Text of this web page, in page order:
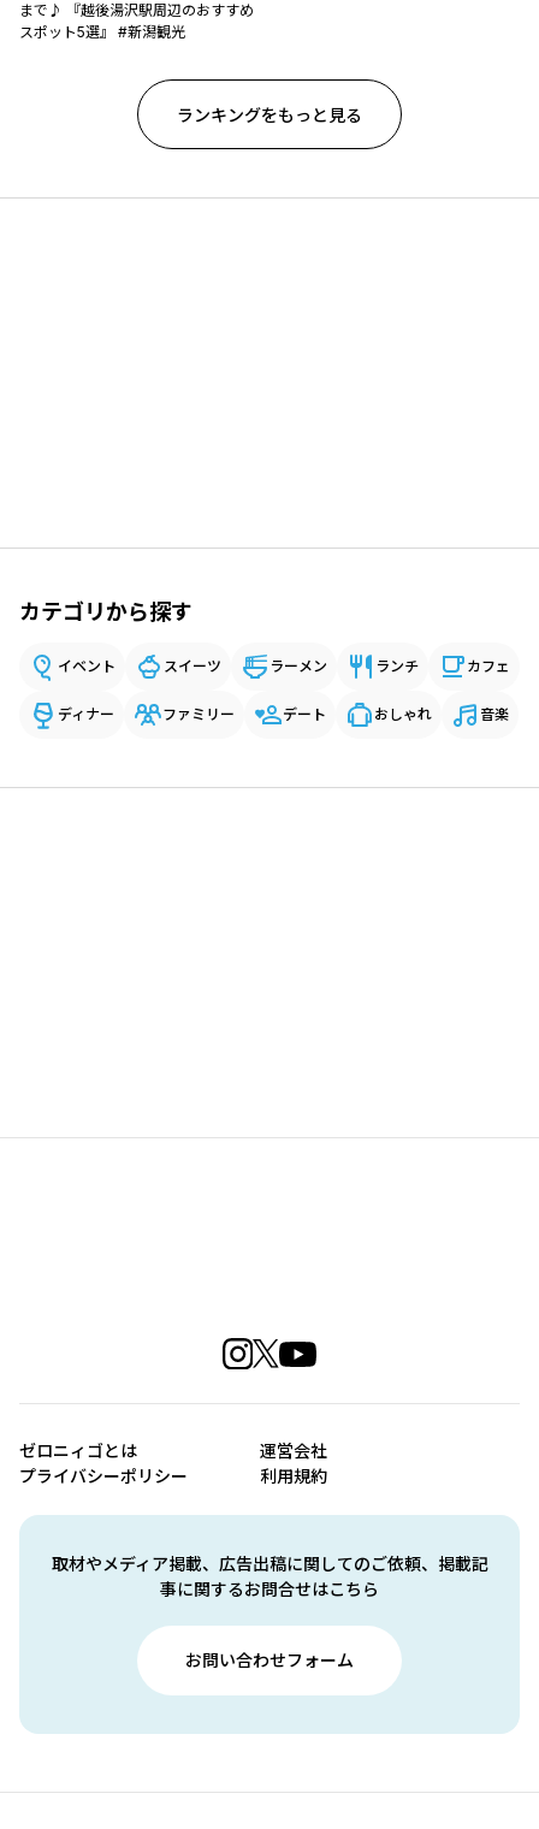
まで♪ 『越後湯沢駅周辺のおすすめ
スポット5選』 #新潟観光
ランキングをもっと見る
カテゴリから探す
イベント スイーツ ラーメン ランチ カフェ
ディナー ファミリー デート おしゃれ 音楽
取材やメディア掲載、広告出稿に関してのご依頼、掲載記
事に関するお問合せはこちら
お問い合わせフォーム
ゼロニィゴとは
運営会社
プライバシーポリシー
利用規約